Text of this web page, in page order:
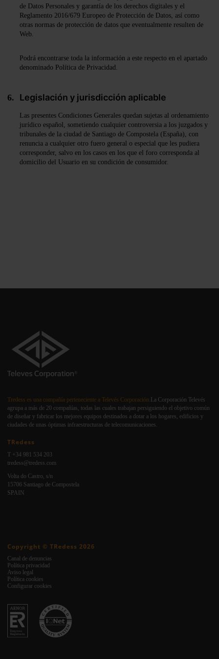
de Datos Personales y garantía de los derechos digitales y el
Reglamento 2016/679 Europeo de Protección de Datos, así como
otras normas de protección de datos que eventualmente resulten de
Web.
Podrá encontrarse toda la información a este respecto en el apartado
denominado Política de Privacidad.
Legislación y jurisdicción aplicable
Las presentes Condiciones Generales quedan sujetas al ordenamiento
jurídico español, sometiendo cualquier controversia a los juzgados y
tribunales de la ciudad de Santiago de Compostela (España), con
renuncia a cualquier otro fuero general o especial que les pudiera
corresponder, salvo en los casos en los que el foro corresponda al
domicilio del Usuario en su condición de consumidor.
Tredess es una compañía perteneciente a Televés Corporación. La Corporación Televés
agrupa a más de 20 compañías, todas las cuales trabajan persiguiendo el objetivo común
de diseñar y fabricar los mejores equipos destinados a dotar a los hogares, edificios y
ciudades de unas óptimas infraestructuras de telecomunicaciones.
TRedess
T +34 981 534 203
tredess@tredess.com
Volta do Castro, s/n
15706 Santiago de Compostela
SPAIN
Copyright © TRedess 2026
Canal de denuncias
Política privacidad
Aviso legal
Política cookies
Configurar cookies